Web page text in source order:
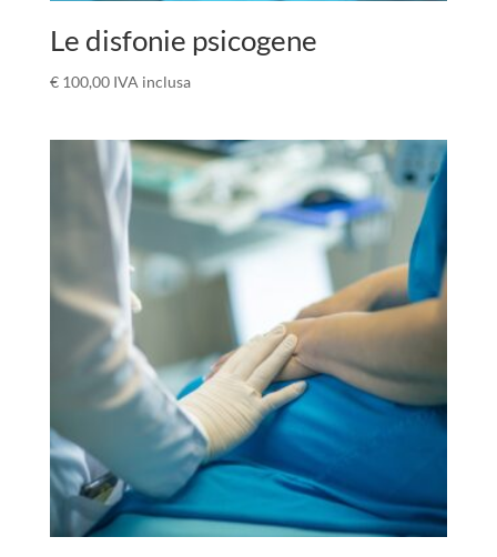
Le disfonie psicogene
€100,00 IVA inclusa